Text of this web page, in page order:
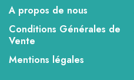
A propos de nous
Conditions Générales de
Vente
Mentions légales